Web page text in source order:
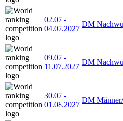
02.07 -
04.07.2027
DM
09.07 -
11.07.2027
DM
30.07 -
01.08.2027
DM